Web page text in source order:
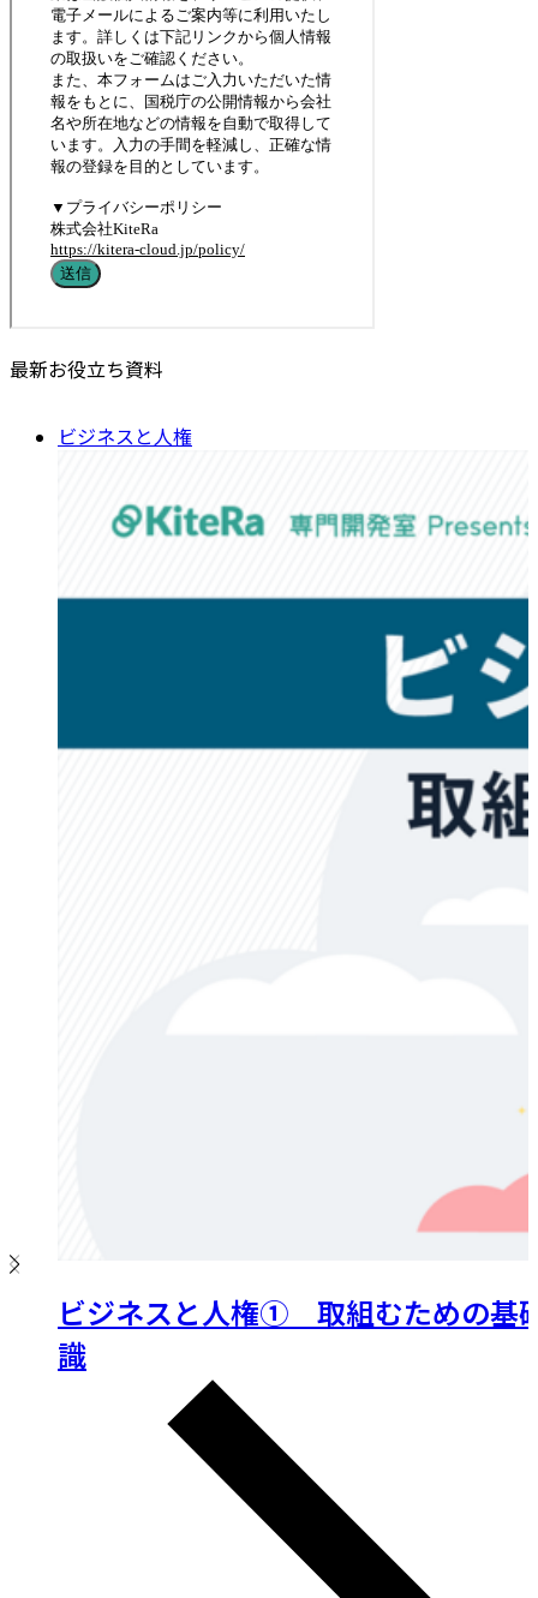
最新お役立ち資料
ビジネスと人権
ビジネスと人権① 取組むための基
識